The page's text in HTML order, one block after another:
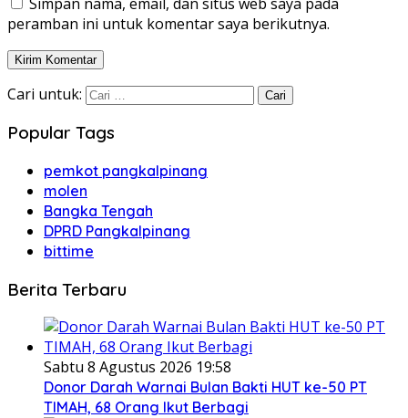
peramban ini untuk komentar saya berikutnya.
Cari untuk:
Popular Tags
pemkot pangkalpinang
molen
Bangka Tengah
DPRD Pangkalpinang
bittime
Berita Terbaru
Sabtu 8 Agustus 2026 19:58
Donor Darah Warnai Bulan Bakti HUT ke-50 PT
TIMAH, 68 Orang Ikut Berbagi